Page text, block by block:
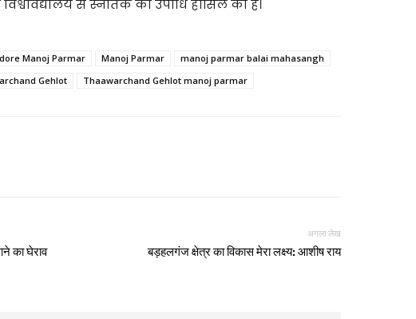
से स्नातक की उपाधि हासिल की है।
Manoj Parmar Manoj Parmar
manoj parmar balai mahasangh
Gehlot Thaawarchand Gehlot manoj parmar
का घेराव
अगला लेख
बड़हलगंज क्षेत्र का विकास मेरा लक्ष्य: आशीष राय